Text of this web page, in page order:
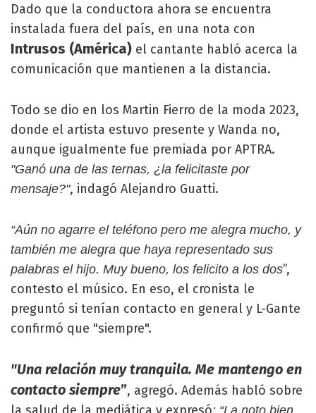
Dado que la conductora ahora se encuentra
instalada fuera del país, en una nota con
Intrusos (América) el cantante habló acerca la
comunicación que mantienen a la distancia.
Todo se dio en los Martin Fierro de la moda 2023,
donde el artista estuvo presente y Wanda no,
aunque igualmente fue premiada por APTRA.
"Ganó una de las ternas, ¿la felicitaste por
mensaje?", indagó Alejandro Guatti.
“Aún no agarre el teléfono pero me alegra mucho, y
también me alegra que haya representado sus
palabras el hijo. Muy bueno, los felicito a los dos”,
contesto el músico. En eso, el cronista le
preguntó si tenían contacto en general y L-Gante
confirmó que "siempre".
"Una relación muy tranquila. Me mantengo en
contacto siempre”, agregó. Además habló sobre
: “La noto bien,